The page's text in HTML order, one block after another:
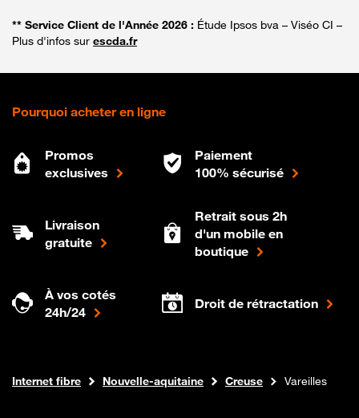
** Service Client de l'Année 2026 : Étude Ipsos bva – Viséo CI –
Plus d'infos sur escda.fr
Pourquoi acheter en ligne
Promos
exclusives
Paiement
100% sécurisé
Livraison
gratuite
Retrait sous 2h
d'un mobile en
boutique
À vos cotés
24h/24
Droit de rétractation
Boutique Orange
Internet fibre Nouvelle-aquitaine Creuse Vareilles